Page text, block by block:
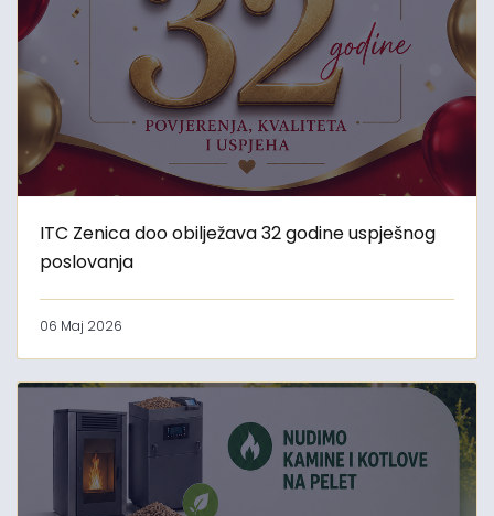
ITC Zenica doo obilježava 32 godine uspješnog
poslovanja
06 Maj 2026